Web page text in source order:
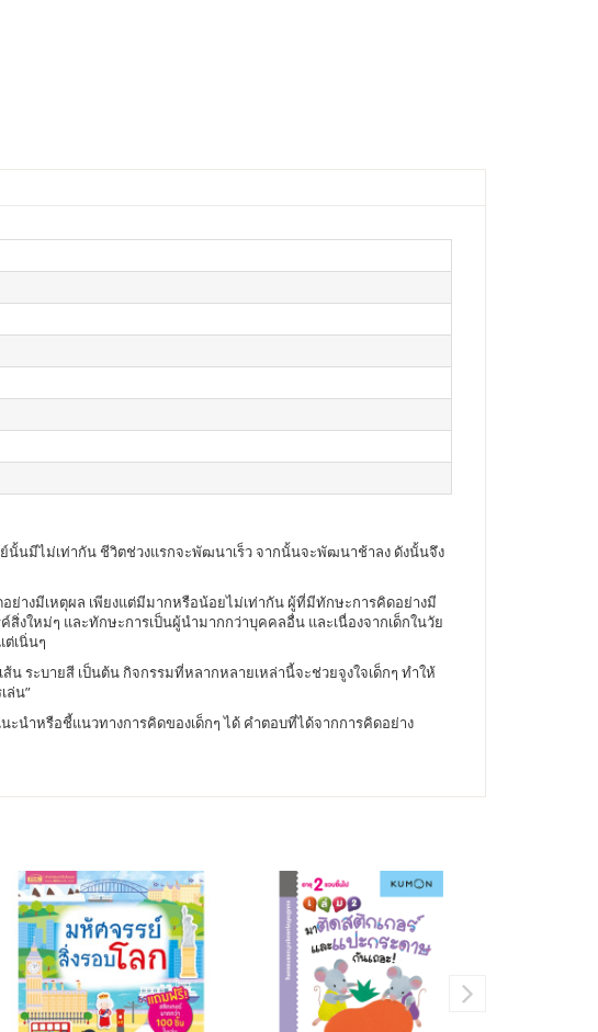
นั้นมีไม่เท่ากัน ชีวิตช่วงแรกจะพัฒนาเร็ว จากนั้นจะพัฒนาช้าลง ดังนั้นจึง
างมีเหตุผล เพียงแต่มีมากหรือน้อยไม่เท่ากัน ผู้ที่มีทักษะการคิดอย่างมี
งใหม่ๆ และทักษะการเป็นผู้นำมากกว่าบุคคลอื่น และเนื่องจากเด็กในวัย
เนิ่นๆ
ระบายสี เป็นต้น กิจกรรมที่หลากหลายเหล่านี้จะช่วยจูงใจเด็กๆ ทำให้
ล่น”
ะนำหรือชี้แนวทางการคิดของเด็กๆ ได้ คำตอบที่ได้จากการคิดอย่าง